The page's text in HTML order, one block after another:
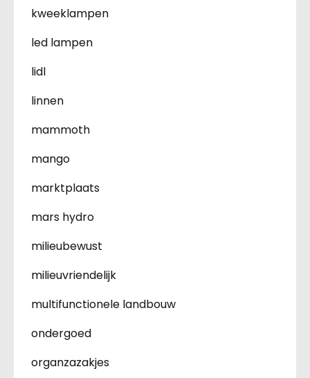
kweeklampen
led lampen
lidl
linnen
mammoth
mango
marktplaats
mars hydro
milieubewust
milieuvriendelijk
multifunctionele landbouw
ondergoed
organzazakjes